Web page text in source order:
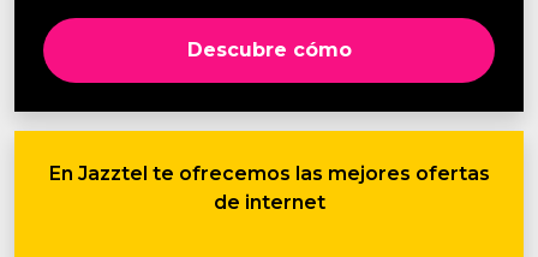
Descubre cómo
En Jazztel te ofrecemos las mejores ofertas
de internet